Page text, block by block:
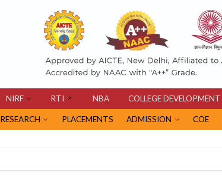
NIRF RTI NBA COLLEGE DEVELOPMENT
RESEARCH PLACEMENTS ADMISSION COE